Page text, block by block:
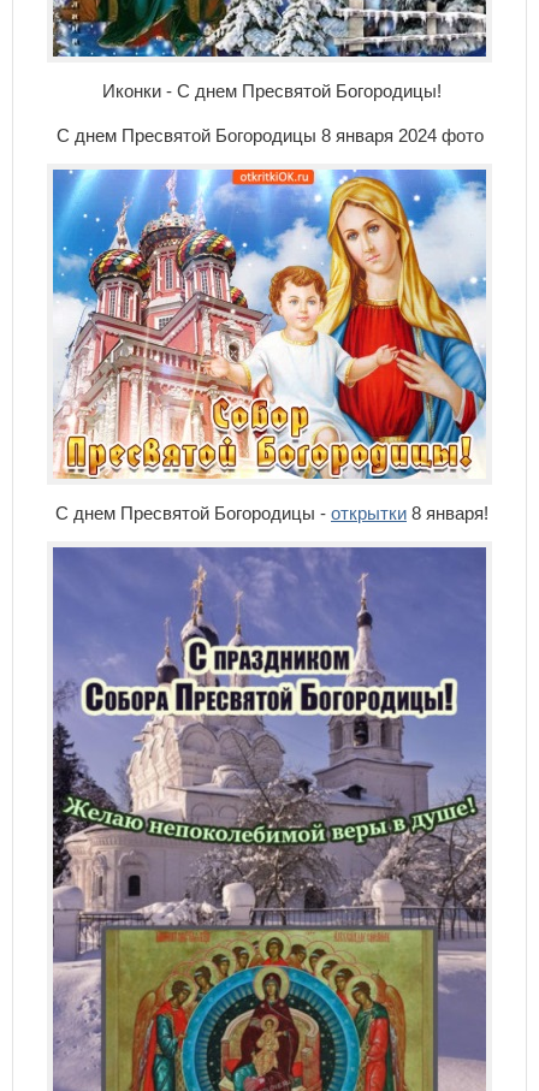
Иконки - С днем Пресвятой Богородицы!
С днем Пресвятой Богородицы 8 января 2024 фото
С днем Пресвятой Богородицы - открытки 8 января!